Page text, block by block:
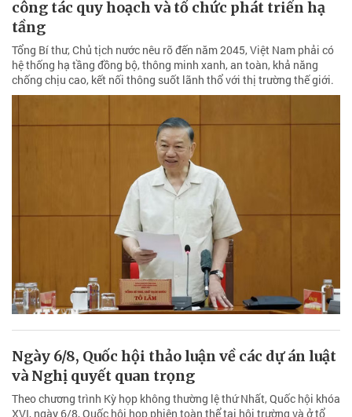
công tác quy hoạch và tổ chức phát triển hạ
tầng
Tổng Bí thư, Chủ tịch nước nêu rõ đến năm 2045, Việt Nam phải có
hệ thống hạ tầng đồng bộ, thông minh xanh, an toàn, khả năng
chống chịu cao, kết nối thông suốt lãnh thổ với thị trường thế giới.
Ngày 6/8, Quốc hội thảo luận về các dự án luật
và Nghị quyết quan trọng
Theo chương trình Kỳ họp không thường lệ thứ Nhất, Quốc hội khóa
XVI, ngày 6/8, Quốc hội họp phiên toàn thể tại hội trường và ở tổ